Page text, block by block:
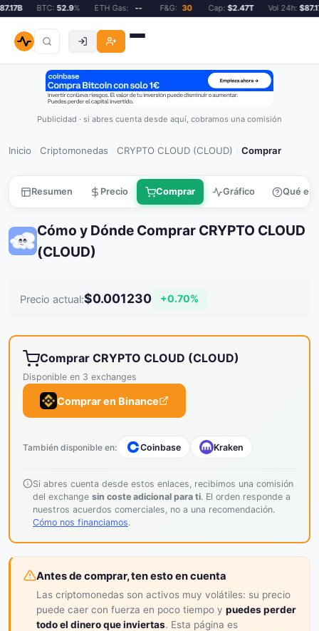
BTC:52.9% ETH Gas: -- F&G: 30 Cap:$2.47T Vol 24h:$87.17B
Publicidad · si abres cuenta desde aquí, cobramos una comisión
Inicio Criptomonedas CRYPTO CLOUD (CLOUD) Comprar
Resumen Precio Comprar Gráfico Qué es
Cómo y Dónde Comprar CRYPTO CLOUD
(CLOUD)
Precio actual:$0.001230 +0.70%
Comprar CRYPTO CLOUD (CLOUD)
Disponible en 3 exchanges
Comprar en Binance
También disponible en: Coinbase Kraken
Si abres cuenta desde estos enlaces, recibimos una comisión
del exchange sin coste adicional para ti. El orden responde a
nuestros acuerdos comerciales, no a una recomendación.
Cómo nos financiamos.
Antes de comprar, ten esto en cuenta
Las criptomonedas son activos muy volátiles: su precio
puede caer con fuerza en poco tiempo y puedes perder
todo el dinero que inviertas. Esta página es